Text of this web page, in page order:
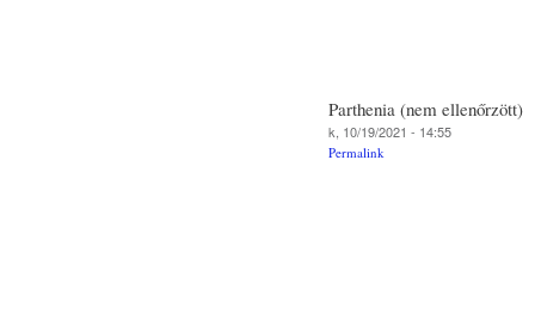
Parthenia (nem ellenőrzött)
k, 10/19/2021 - 14:55
Permalink